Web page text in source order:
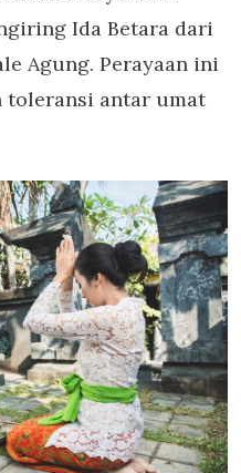
Ida Betara dari
Agung. Perayaan ini
toleransi antar umat